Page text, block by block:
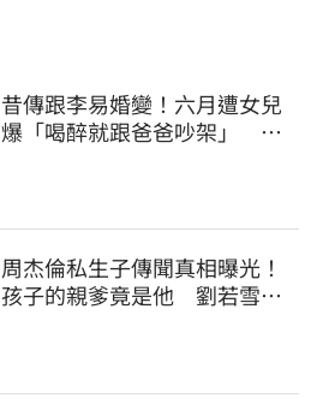
昔傳跟李易婚變！六月遭女兒
爆「喝醉就跟爸爸吵架」 她
周杰倫私生子傳聞真相曝光！
孩子的親爹竟是他 劉若雪閨